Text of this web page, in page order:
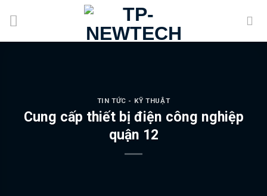
TIN TỨC - KỸ THUẬT
Cung cấp thiết bị điện công nghiệp
quận 12